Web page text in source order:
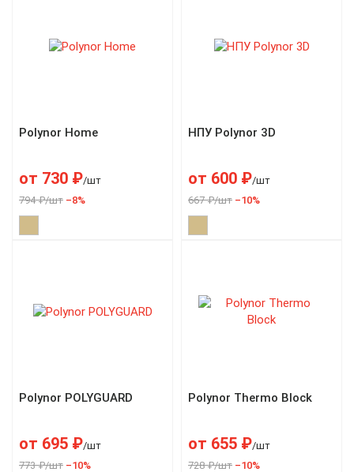
Polynor Home
от 730 ₽/шт
794 ₽/шт –8%
НПУ Polynor 3D
от 600 ₽/шт
667 ₽/шт –10%
Polynor POLYGUARD
от 695 ₽/шт
773 ₽/шт –10%
Polynor Thermo Block
от 655 ₽/шт
728 ₽/шт –10%